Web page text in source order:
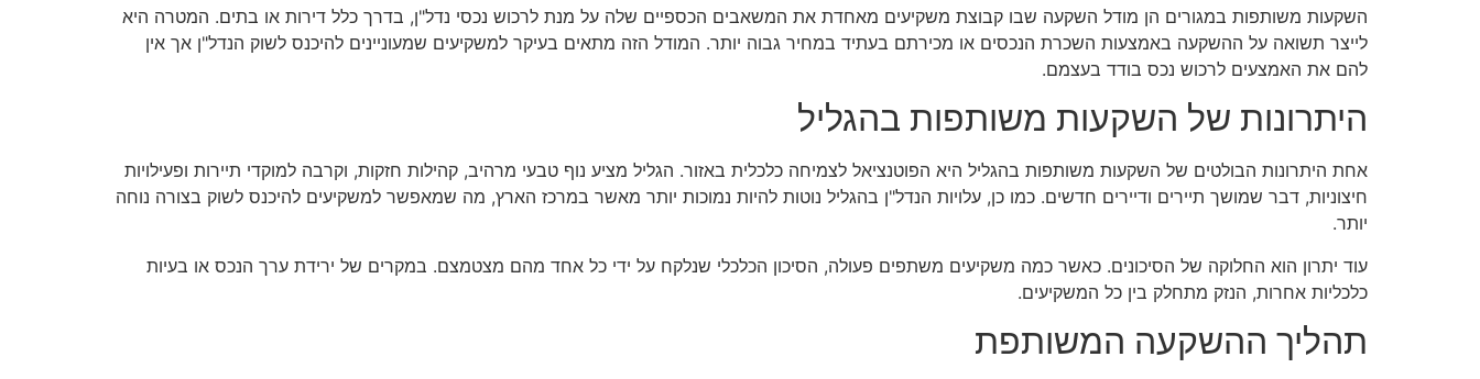
השקעות משותפות במגורים הן מודל השקעה שבו קבוצת משקיעים מאחדת את המשאבים הכספיים שלה על מנת לרכוש נכסי נדל"ן, בדרך כלל דירות או בתים. המטרה היא
לייצר תשואה על ההשקעה באמצעות השכרת הנכסים או מכירתם בעתיד במחיר גבוה יותר. המודל הזה מתאים בעיקר למשקיעים שמעוניינים להיכנס לשוק הנדל"ן אך אין
להם את האמצעים לרכוש נכס בודד בעצמם.
היתרונות של השקעות משותפות בהגליל
אחת היתרונות הבולטים של השקעות משותפות בהגליל היא הפוטנציאל לצמיחה כלכלית באזור. הגליל מציע נוף טבעי מרהיב, קהילות חזקות, וקרבה למוקדי תיירות ופעילויות
חיצוניות, דבר שמושך תיירים ודיירים חדשים. כמו כן, עלויות הנדל"ן בהגליל נוטות להיות נמוכות יותר מאשר במרכז הארץ, מה שמאפשר למשקיעים להיכנס לשוק בצורה נוחה
יותר.
עוד יתרון הוא החלוקה של הסיכונים. כאשר כמה משקיעים משתפים פעולה, הסיכון הכלכלי שנלקח על ידי כל אחד מהם מצטמצם. במקרים של ירידת ערך הנכס או בעיות
כלכליות אחרות, הנזק מתחלק בין כל המשקיעים.
תהליך ההשקעה המשותפת